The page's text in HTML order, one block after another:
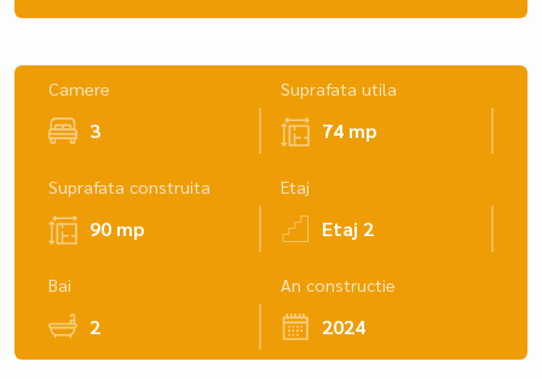
Camere
3
Suprafata utila
74 mp
Suprafata construita
90 mp
Etaj
Etaj 2
Bai
2
An constructie
2024